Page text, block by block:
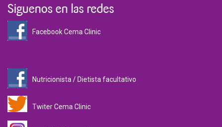
Siguenos en las redes
Facebook Cema Clinic
Nutricionista / Dietista facultativo
Twiter Cema Clinic